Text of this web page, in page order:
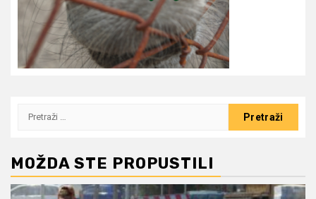
Pretraži:
MOŽDA STE PROPUSTILI